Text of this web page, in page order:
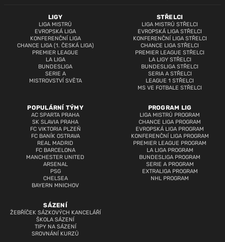
LIGY
LIGA MISTRŮ
EVROPSKÁ LIGA
KONFERENČNÍ LIGA
CHANCE LIGA (1. ČESKÁ LIGA)
PREMIER LEAGUE
LA LIGA
BUNDESLIGA
SERIE A
MISTROVSTVÍ SVĚTA
STŘELCI
LIGA MISTRŮ STŘELCI
EVROPSKÁ LIGA STŘELCI
KONFERENČNÍ LIGA STŘELCI
CHANCE LIGA STŘELCI
PREMIER LEAGUE STŘELCI
LA LIGY STŘELCI
BUNDESLIGA STŘELCI
SERIA A STŘELCI
LEAGUE 1 STŘELCI
MS VE FOTBALE STŘELCI
POPULÁRNÍ TÝMY
AC SPARTA PRAHA
SK SLAVIA PRAHA
FC VIKTORIA PLZEŇ
FC BANÍK OSTRAVA
REAL MADRID
FC BARCELONA
MANCHESTER UNITED
ARSENAL
PSG
CHELSEA
BAYERN MNICHOV
PROGRAM LIG
LIGA MISTRŮ PROGRAM
CHANCE LIGA PROGRAM
EVROPSKÁ LIGA PROGRAM
KONFERENČNÍ LIGA PROGRAM
PREMIER LEAGUE PROGRAM
LA LIGA PROGRAM
BUNDESLIGA PROGRAM
SERIE A PROGRAM
EXTRALIGA PROGRAM
NHL PROGRAM
SÁZENÍ
ŽEBŘÍČEK SÁZKOVÝCH KANCELÁŘÍ
ŠKOLA SÁZENÍ
TIPY NA SÁZENÍ
SROVNÁNÍ KURZŮ